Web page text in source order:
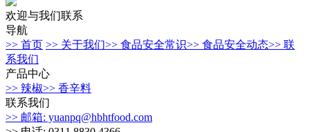
欢迎与我们联系
导航
>> 首页 >> 关于我们>> 食品安全常识>> 食品安全动态>> 联
系我们
产品中心
>> 辣椒>> 香辛料
联系我们
>> 邮箱: yuanpq@hbhtfood.com